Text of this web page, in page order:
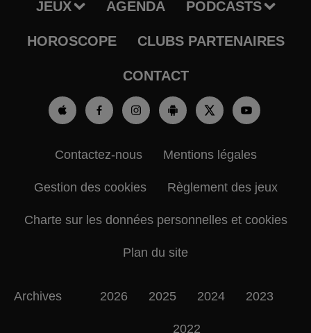
JEUX AGENDA PODCASTS
HOROSCOPE CLUBS PARTENAIRES
CONTACT
Contactez-nous Mentions légales
Gestion des cookies Règlement des jeux
Charte sur les données personnelles et cookies
Plan du site
Archives 2026 2025 2024 2023
2022